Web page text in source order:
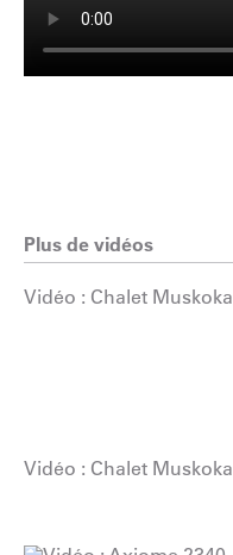
Plus de vidéos
Vidéo : Chalet Muskoka